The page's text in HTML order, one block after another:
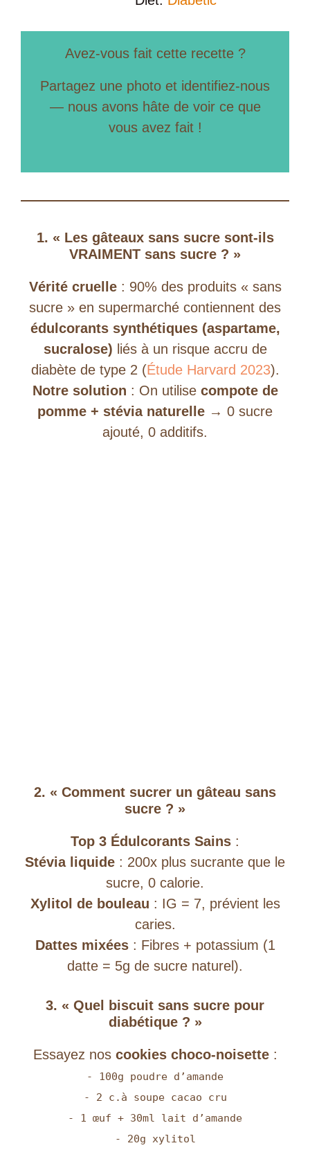
Avez-vous fait cette recette ?
Partagez une photo et identifiez-nous
— nous avons hâte de voir ce que
vous avez fait !
1. « Les gâteaux sans sucre sont-ils
VRAIMENT sans sucre ? »
Vérité cruelle: 90% des produits « sans
sucre » en supermarché contiennent des
édulcorants synthétiques (aspartame,
sucralose) liés à un risque accru de
diabète de type 2 (Étude Harvard 2023).
Notre solution : On utilise compote de
pomme + stévia naturelle → 0 sucre
ajouté, 0 additifs.
2. « Comment sucrer un gâteau sans
sucre ? »
Top 3 Édulcorants Sains :
Stévia liquide : 200x plus sucrante que le
sucre, 0 calorie.
Xylitol de bouleau : IG = 7, prévient les
caries.
Dattes mixées: Fibres + potassium (1
datte = 5g de sucre naturel).
3. « Quel biscuit sans sucre pour
diabétique ? »
Essayez nos cookies choco-noisette:
- 100g poudre d’amande
- 2 c.à soupe cacao cru
- 1 œuf + 30ml lait d’amande
- 20g xylitol